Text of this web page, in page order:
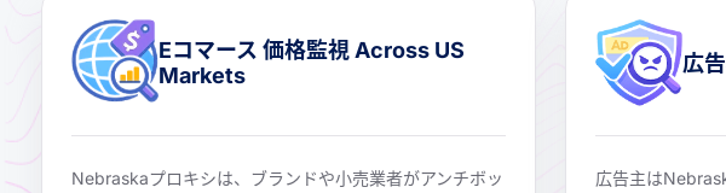
Eコマース 価格監視 Across US
Markets
Nebraskaプロキシは、ブランドや小売業者がアンチボッ
広
広告主は